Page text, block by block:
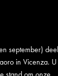
september) deel
in Vicenza. U